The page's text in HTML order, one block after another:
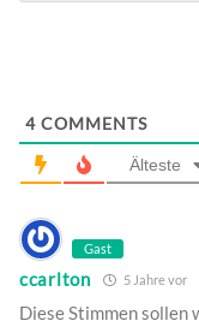
4 COMMENTS
Älteste
Gast
ccarlton 5 Jahre vor
Diese Stimmen sollen